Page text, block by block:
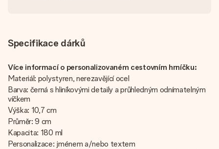
Specifikace dárků
Více informací o personalizovaném cestovním hrníčku:
Materiál: polystyren, nerezavějící ocel
Barva: černá s hliníkovými detaily a průhledným odnímatelným
víčkem
Výška: 10,7 cm
Průměr: 9 cm
Kapacita: 180 ml
Personalizace: jménem a/nebo textem